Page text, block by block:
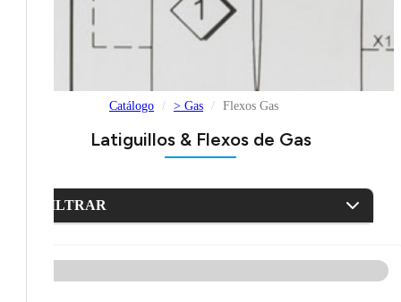
Catálogo > Gas Flexos Gas
Latiguillos & Flexos de Gas
FILTRAR